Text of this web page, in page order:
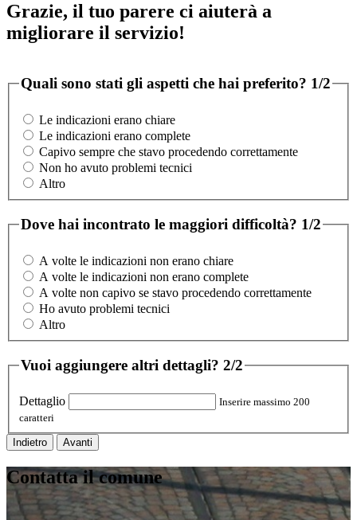
Grazie, il tuo parere ci aiuterà a
migliorare il servizio!
Quali sono stati gli aspetti che hai preferito? 1/2
Le indicazioni erano chiare
Le indicazioni erano complete
Capivo sempre che stavo procedendo correttamente
Non ho avuto problemi tecnici
Altro
Dove hai incontrato le maggiori difficoltà? 1/2
A volte le indicazioni non erano chiare
A volte le indicazioni non erano complete
A volte non capivo se stavo procedendo correttamente
Ho avuto problemi tecnici
Altro
Vuoi aggiungere altri dettagli? 2/2
Dettaglio
Inserire massimo 200
caratteri
Indietro Avanti
Contatta il comune